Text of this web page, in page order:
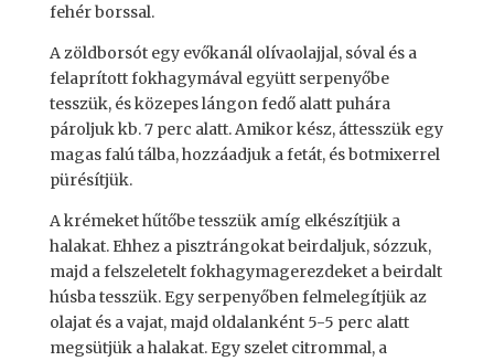
fehér borssal.
A zöldborsót egy evőkanál olívaolajjal, sóval és a
felaprított fokhagymával együtt serpenyőbe
tesszük, és közepes lángon fedő alatt puhára
pároljuk kb. 7 perc alatt. Amikor kész, áttesszük egy
magas falú tálba, hozzáadjuk a fetát, és botmixerrel
pürésítjük.
A krémeket hűtőbe tesszük amíg elkészítjük a
halakat. Ehhez a pisztrángokat beirdaljuk, sózzuk,
majd a felszeletelt fokhagymagerezdeket a beirdalt
húsba tesszük. Egy serpenyőben felmelegítjük az
olajat és a vajat, majd oldalanként 5-5 perc alatt
megsütjük a halakat. Egy szelet citrommal, a